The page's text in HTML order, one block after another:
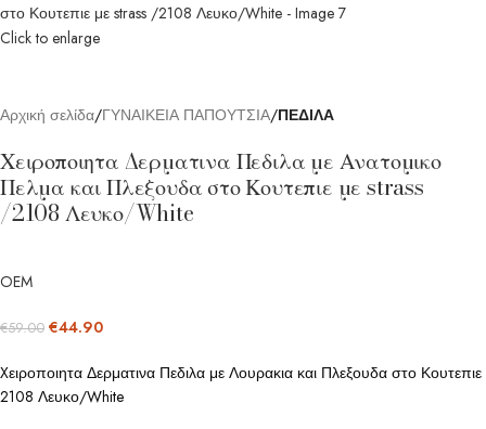
Click to enlarge
Αρχική σελίδα ΓΥΝΑΙΚΕΙΑ ΠΑΠΟΥΤΣΙΑ ΠΕΔΙΛΑ
Χειροποιητα Δερματινα Πεδιλα με Ανατομικο
Πελμα και Πλεξουδα στο Κουτεπιε με strass
/2108 Λευκο/White
OEM
€59.00 €44.90
Xειροποιητα Δερματινα Πεδιλα με Λουρακια και Πλεξουδα στο Κουτεπιε
2108 Λευκο/White